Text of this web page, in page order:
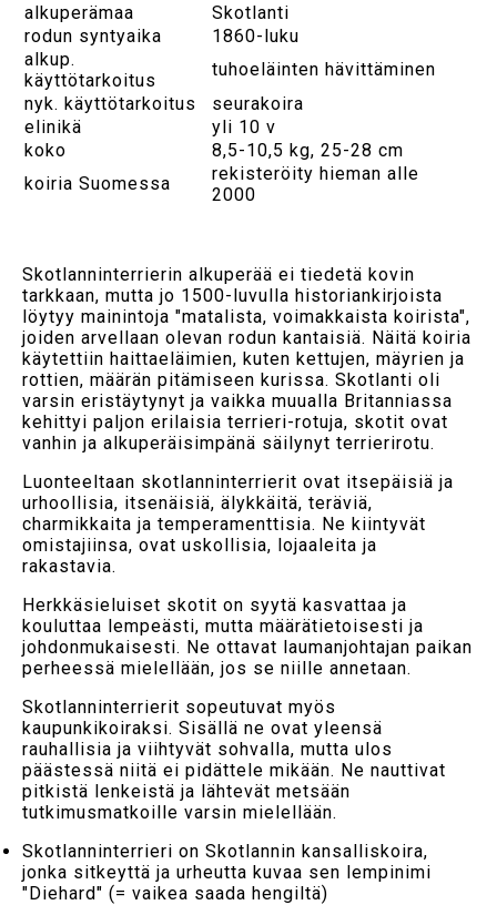
alkuperämaa
Skotlanti
rodun syntyaika
1860-luku
alkup.
käyttötarkoitus
tuhoeläinten hävittäminen
nyk. käyttötarkoitus
seurakoira
elinikä
yli 10 v
koko
8,5-10,5 kg, 25-28 cm
koiria Suomessa
rekisteröity hieman alle
2000
Skotlanninterrierin alkuperää ei tiedetä kovin
tarkkaan, mutta jo 1500-luvulla historiankirjoista
löytyy mainintoja "matalista, voimakkaista koirista",
joiden arvellaan olevan rodun kantaisiä. Näitä koiria
käytettiin haittaeläimien, kuten kettujen, mäyrien ja
rottien, määrän pitämiseen kurissa. Skotlanti oli
varsin eristäytynyt ja vaikka muualla Britanniassa
kehittyi paljon erilaisia terrieri-rotuja, skotit ovat
vanhin ja alkuperäisimpänä säilynyt terrierirotu.
Luonteeltaan skotlanninterrierit ovat itsepäisiä ja
urhoollisia, itsenäisiä, älykkäitä, teräviä,
charmikkaita ja temperamenttisia. Ne kiintyvät
omistajiinsa, ovat uskollisia, lojaaleita ja
rakastavia.
Herkkäsieluiset skotit on syytä kasvattaa ja
kouluttaa lempeästi, mutta määrätietoisesti ja
johdonmukaisesti. Ne ottavat laumanjohtajan paikan
perheessä mielellään, jos se niille annetaan.
Skotlanninterrierit sopeutuvat myös
kaupunkikoiraksi. Sisällä ne ovat yleensä
rauhallisia ja viihtyvät sohvalla, mutta ulos
päästessä niitä ei pidättele mikään. Ne nauttivat
pitkistä lenkeistä ja lähtevät metsään
tutkimusmatkoille varsin mielellään.
Skotlanninterrieri on Skotlannin kansalliskoira,
jonka sitkeyttä ja urheutta kuvaa sen lempinimi
"Diehard" (= vaikea saada hengiltä)